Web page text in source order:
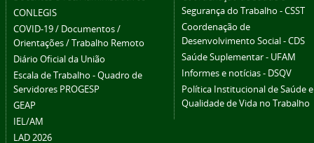
CONLEGIS
COVID-19 / Documentos /
Orientações / Trabalho Remoto
Diário Oficial da União
Escala de Trabalho - Quadro de
Servidores PROGESP
GEAP
IEL/AM
LAD 2026
Segurança do Trabalho - CSST
Coordenação de
Desenvolvimento Social - CDS
Saúde Suplementar - UFAM
Informes e notícias - DSQV
Política Institucional de Saúde e
Qualidade de Vida no Trabalho